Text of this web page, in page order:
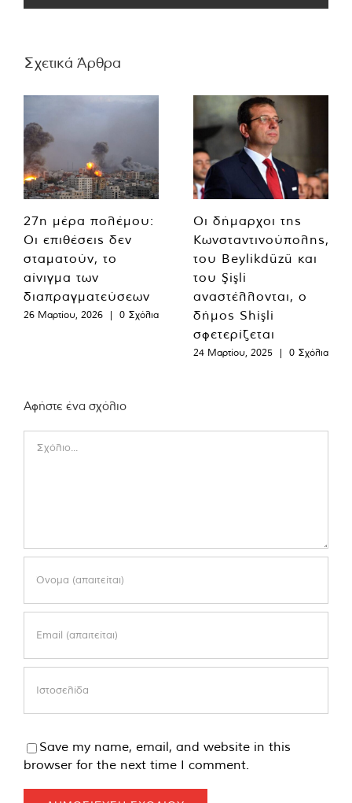
Σχετικά Άρθρα
27η μέρα πολέμου:
Οι επιθέσεις δεν
σταματούν, το
αίνιγμα των
διαπραγματεύσεων
26 Μαρτίου, 2026 | 0 Σχόλια
Οι δήμαρχοι της
Κωνσταντινούπολης,
του Beylikdüzü και
του Şişli
αναστέλλονται, ο
δήμος Shişli
σφετερίζεται
24 Μαρτίου, 2025 | 0 Σχόλια
Αφήστε ένα σχόλιο
Save my name, email, and website in this
browser for the next time I comment.